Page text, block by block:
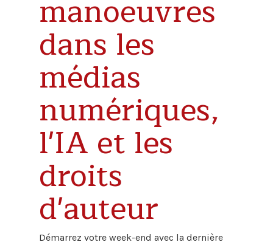
manoeuvres
dans les
médias
numériques,
l'IA et les
droits
d'auteur
Démarrez votre week-end avec la dernière